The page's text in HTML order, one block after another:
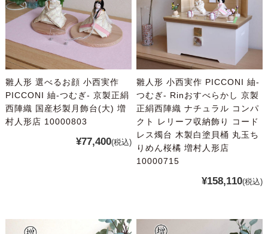
雛人形 選べるお顔 小西実作
PICCONI 紬-つむぎ- 京製正絹
西陣織 国産杉製月飾台(大) 増
村人形店 10000803
¥77,400(税込)
雛人形 小西実作 PICCONI 紬-
つむぎ- Rinおすべらかし 京製
正絹西陣織 ナチュラル コンパ
クト レリーフ収納飾り コード
レス燭台 木製白塗貝桶 丸玉ち
りめん桜橘 増村人形店
10000715
¥158,110(税込)